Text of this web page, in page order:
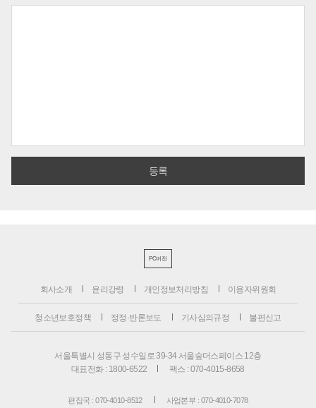
PC버전
회사소개 윤리강령 개인정보처리방침 이용자위원회
청소년보호정책 정정·반론보도 기사심의규정 불편신고
서울특별시 성동구 성수일로 39-34 서울숲더스페이스 12층
대표전화 : 1800-6522
팩스 : 070-4015-8658
편집국 : 070-4010-8512 사업본부 : 070-4010-7078